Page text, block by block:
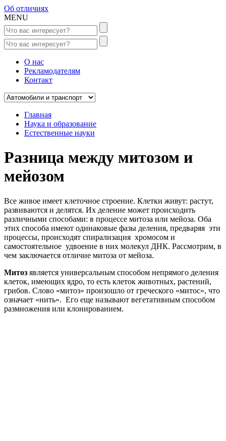
Об отличиях
MENU
О нас
Рекламодателям
Контакт
Главная
Наука и образование
Естественные науки
Разница между митозом и
мейозом
Все живое имеет клеточное строение. Клетки живут: растут,
развиваются и делятся. Их деление может происходить
различными способами: в процессе митоза или мейоза. Оба
этих способа имеют одинаковые фазы деления, предваряя эти
процессы, происходят спирализация хромосом и
самостоятельное удвоение в них молекул ДНК. Рассмотрим, в
чем заключается отличие митоза от мейоза.
Митоз является универсальным способом непрямого деления
клеток, имеющих ядро, то есть клеток животных, растений,
грибов. Слово «митоз» произошло от греческого «митос», что
означает «нить». Его еще называют вегетативным способом
размножения или клонированием.